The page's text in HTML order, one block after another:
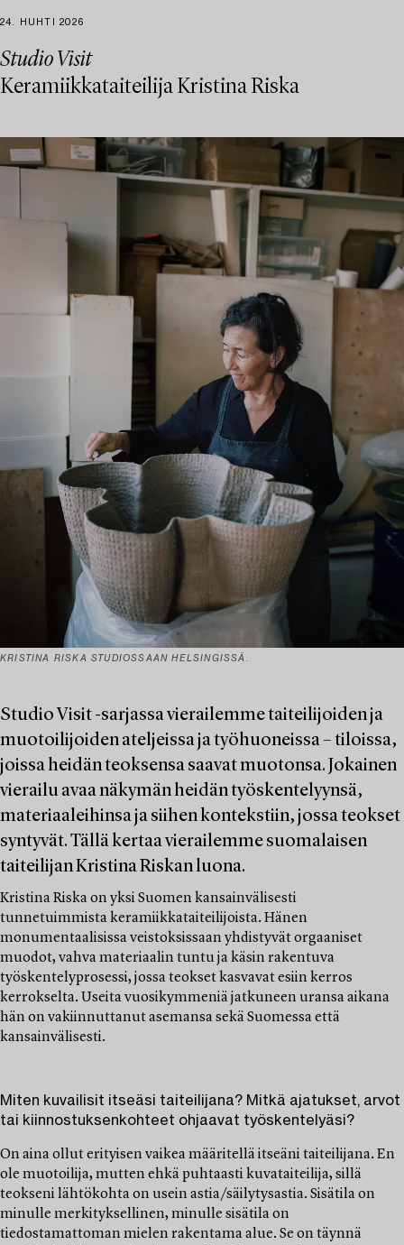
24. HUHTI 2026
Studio Visit
Keramiikkataiteilija Kristina Riska
KRISTINA RISKA STUDIOSSAAN HELSINGISSÄ.
Studio Visit -sarjassa vierailemme taiteilijoiden ja
muotoilijoiden ateljeissa ja työhuoneissa – tiloissa,
joissa heidän teoksensa saavat muotonsa. Jokainen
vierailu avaa näkymän heidän työskentelyynsä,
materiaaleihinsa ja siihen kontekstiin, jossa teokset
syntyvät. Tällä kertaa vierailemme suomalaisen
taiteilijan Kristina Riskan luona.
Kristina Riska on yksi Suomen kansainvälisesti
tunnetuimmista keramiikkataiteilijoista. Hänen
monumentaalisissa veistoksissaan yhdistyvät orgaaniset
muodot, vahva materiaalin tuntu ja käsin rakentuva
työskentelyprosessi, jossa teokset kasvavat esiin kerros
kerrokselta. Useita vuosikymmeniä jatkuneen uransa aikana
hän on vakiinnuttanut asemansa sekä Suomessa että
kansainvälisesti.
Miten kuvailisit itseäsi taiteilijana? Mitkä ajatukset, arvot
tai kiinnostuksenkohteet ohjaavat työskentelyäsi?
On aina ollut erityisen vaikea määritellä itseäni taiteilijana. En
ole muotoilija, mutten ehkä puhtaasti kuvataiteilija, sillä
teokseni lähtökohta on usein astia/säilytysastia. Sisätila on
minulle merkityksellinen, minulle sisätila on
tiedostamattoman mielen rakentama alue. Se on täynnä